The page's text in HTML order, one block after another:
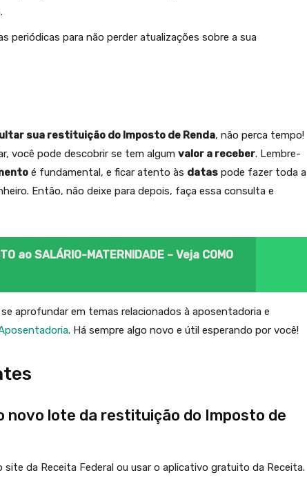
periódicas para não perder atualizações sobre a sua
sua restituição do Imposto de Renda, não perca tempo!
você pode descobrir se tem algum valor a receber. Lembre-
é fundamental, e ficar atento às datas pode fazer toda a
Então, não deixe para depois, faça essa consulta e
ao SALÁRIO-MATERNIDADE – Veja COMO
aprofundar em temas relacionados à aposentadoria e
. Há sempre algo novo e útil esperando por você!
novo lote da restituição do Imposto de
site da Receita Federal ou usar o aplicativo gratuito da Receita.